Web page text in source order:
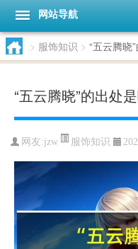
网站导航
> 服饰知识 > “五云腾晓
“五云腾晓”的出处
网友:jzw 服饰知识